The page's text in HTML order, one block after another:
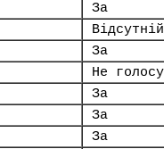
За
Відсутній
За
Не
За
За
За